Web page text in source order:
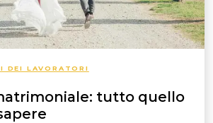
DEI LAVORATORI
tutto quello